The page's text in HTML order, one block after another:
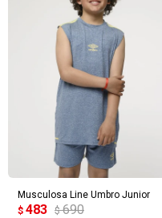
Musculosa Line Umbro Junior
$ 483 $ 690